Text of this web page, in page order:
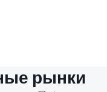
рынки